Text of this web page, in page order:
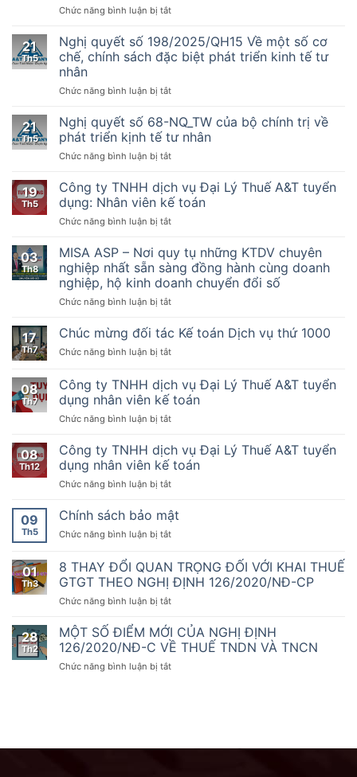
nhân
kế
toán
Chức năng bình luận bị tắtở
tư
Số
32/2025/TT-
–
dẫn
thực
hiện
một
điều
của
Quản
thuế
ngày
13
6
2019,
123/2020/NĐ-
CP
ngày
10
năm
2020
Chính
phủ
quy
về
hóa
đơn,
chứng
Nghị
định
70/2025/NĐ-
21
Th5
Nghị quyết số 198/2025/QH15 Về một số cơ
chế, chính sách đặc biệt phát triển kinh tế tư
nhân
Chức năng bình luận bị tắtở
quyết
số
198/2025/QH15
Về
số
cơ
chế,
chính
đặc
biệt
phát
kinh
tư
21
Th5
Nghị quyết số 68-NQ_TW của bộ chính trị về
phát triển kịnh tế tư nhân
Chức năng bình luận bị tắtở
quyết
số
68-
NQ_TW
bộ
chính
về
phát
kịnh
tư
19
Th5
Công ty TNHH dịch vụ Đại Lý Thuế A&T tuyển
dụng: Nhân viên kế toán
Chức năng bình luận bị tắtở
TNHH
dịch
vụ
Đại
Thuế
A&T
tuyển
Nhân
viên
toán
03
Th8
MISA ASP – Nơi quy tụ những KTDV chuyên
nghiệp nhất sẵn sàng đồng hành cùng doanh
nghiệp, hộ kinh doanh chuyển đổi số
Chức năng bình luận bị tắtở
ASP
–
Nơi
tụ
những
KTDV
chuyên
nhất
sẵn
đồng
cùng
doanh
kinh
doanh
chuyển
số
17
Th7
Chúc mừng đối tác Kế toán Dịch vụ thứ 1000
Chức năng bình luận bị tắtở
mừng
đối
tác
Kế
Dịch
vụ
thứ
1000
08
Th7
Công ty TNHH dịch vụ Đại Lý Thuế A&T tuyển
dụng nhân viên kế toán
Chức năng bình luận bị tắtở
ty
TNHH
dịch
vụ
Lý
Thuế
A&T
dụng
nhân
kế
08
Th12
Công ty TNHH dịch vụ Đại Lý Thuế A&T tuyển
dụng nhân viên kế toán
Chức năng bình luận bị tắtở
ty
TNHH
dịch
Đại
Lý
Thuế
A&T
dụng
nhân
kế
09
Th5
Chính sách bảo mật
Chức năng bình luận bị tắtở
sách
bảo
mật
01
Th3
8 THAY ĐỔI QUAN TRỌNG ĐỐI VỚI KHAI THUẾ
GTGT THEO NGHỊ ĐỊNH 126/2020/NĐ-CP
Chức năng bình luận bị tắtở
THAY
ĐỔI
QUAN
TRỌNG
THEO
28
Th2
MỘT SỐ ĐIỂM MỚI CỦA NGHỊ ĐỊNH
126/2020/NĐ-C VỀ THUẾ TNDN VÀ TNCN
Chức năng bình luận bị tắtở
NGHỊ